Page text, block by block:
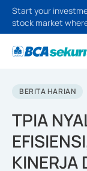
Start your
stock market
BERITA HARIAN
TPIA
KINERJA